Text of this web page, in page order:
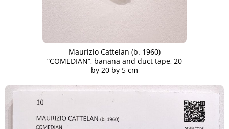
Maurizio Cattelan (b. 1960)
“COMEDIAN”, banana and duct tape, 20
by 20 by 5 cm